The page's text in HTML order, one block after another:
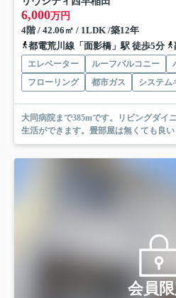
6,000万円
4階 / 42.06㎡ / 1LDK /築12年
都電荒川線「面影橋」駅 徒歩5分
エレベーター ルーフバルコニー
フローリング
都市ガス システム
大同病院まで385mです。リビングダイ
生活ができます。畳部屋は無くても良
会員